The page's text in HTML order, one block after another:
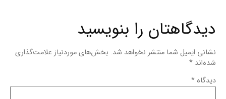
دیدگاهتان را بنویسید
نشانی ایمیل شما منتشر نخواهد شد. بخش‌های موردنیاز علامت‌گذاری
شده‌اند *
دیدگاه *